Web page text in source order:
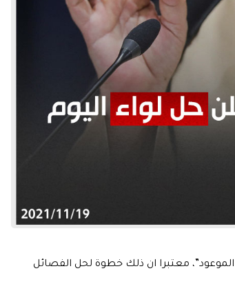
معتبرا ان ذلك خطوة لحل الفصائل